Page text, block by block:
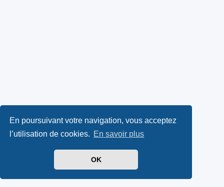
En poursuivant votre navigation, vous acceptez
l’utilisation de cookies. En savoir plus
OK